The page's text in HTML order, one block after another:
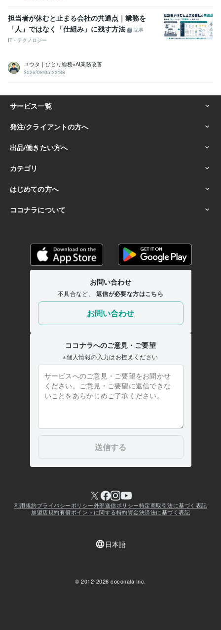
担当者が休むと止まる会社の共通点｜業務を
「人」ではなく「仕組み」に残す方法
記事
IT・テクノロジー
ユウタ｜ひとり総務×AI業務改善
2026/08/05 22:38